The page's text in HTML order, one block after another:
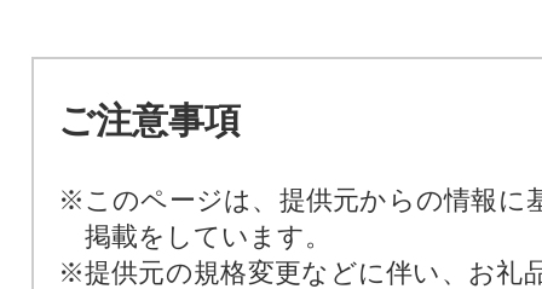
ご注意事項
※このページは、提供元からの情報に
掲載をしています。
※提供元の規格変更などに伴い、お礼